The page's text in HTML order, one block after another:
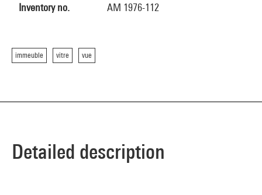
Inventory no. AM 1976-112
immeuble vitre vue
Detailed description